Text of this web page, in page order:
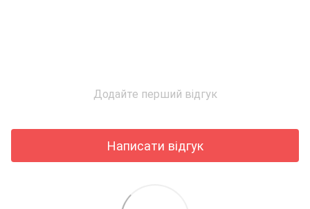
Додайте перший відгук
Написати відгук